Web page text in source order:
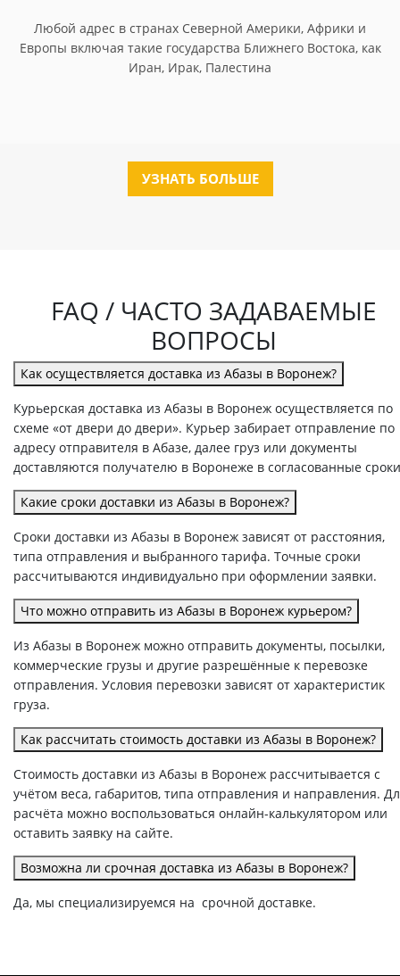
Любой адрес в странах Северной Америки, Африки и
Европы включая такие государства Ближнего Востока, как
Иран, Ирак, Палестина
УЗНАТЬ БОЛЬШЕ
FAQ / ЧАСТО ЗАДАВАЕМЫЕ
ВОПРОСЫ
Как осуществляется доставка из Абазы в Воронеж?
Курьерская доставка из Абазы в Воронеж осуществляется по
схеме «от двери до двери». Курьер забирает отправление по
адресу отправителя в Абазе, далее груз или документы
доставляются получателю в Воронеже в согласованные
Какие сроки доставки из Абазы в Воронеж?
Сроки доставки из Абазы в Воронеж зависят от расстояния,
типа отправления и выбранного тарифа. Точные сроки
рассчитываются индивидуально при оформлении заявки.
Что можно отправить из Абазы в Воронеж курьером?
Из Абазы в Воронеж можно отправить документы, посылки,
коммерческие грузы и другие разрешённые к перевозке
отправления. Условия перевозки зависят от характеристик
груза.
Как рассчитать стоимость доставки из Абазы в Воронеж?
Стоимость доставки из Абазы в Воронеж рассчитывается с
учётом веса, габаритов, типа отправления и направления.
расчёта можно воспользоваться онлайн-калькулятором или
оставить заявку на сайте.
Возможна ли срочная доставка из Абазы в Воронеж?
Да, мы специализируемся на срочной доставке.